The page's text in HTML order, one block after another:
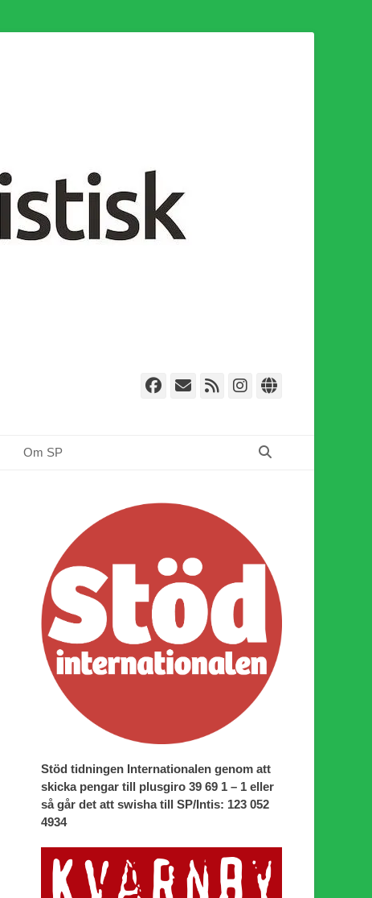
Facebook
E-
Webbflöde
Instagram
Om SP
Stöd tidningen Internationalen genom att
skicka pengar till plusgiro 39 69 1 – 1 eller
så går det att swisha till SP/Intis: 123 052
4934